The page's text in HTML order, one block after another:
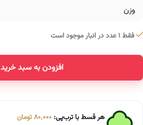
وزن
فقط 1 عدد در انبار موجود است
افزودن به سبد خرید
هر قسط با ترب‌پی: 80,000تومان